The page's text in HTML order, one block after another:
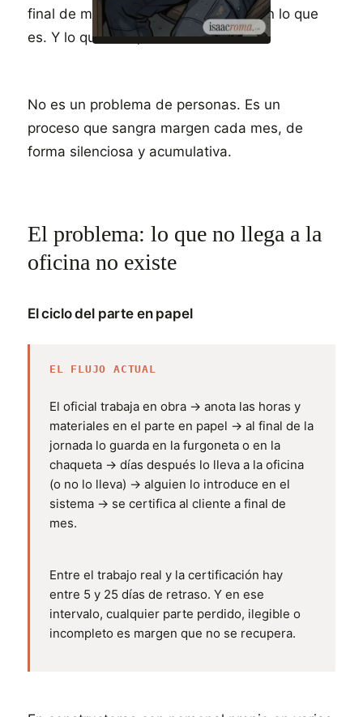
final de mes con lo que tienes, no con lo que
es. Y lo que falta, no se cobra.
No es un problema de personas. Es un
proceso que sangra margen cada mes, de
forma silenciosa y acumulativa.
El problema: lo que no llega a la
oficina no existe
El ciclo del parte en papel
EL FLUJO ACTUAL
El oficial trabaja en obra → anota las horas y
materiales en el parte en papel → al final de la
jornada lo guarda en la furgoneta o en la
chaqueta → días después lo lleva a la oficina
(o no lo lleva) → alguien lo introduce en el
sistema → se certifica al cliente a final de
mes.
Entre el trabajo real y la certificación hay
entre 5 y 25 días de retraso. Y en ese
intervalo, cualquier parte perdido, ilegible o
incompleto es margen que no se recupera.